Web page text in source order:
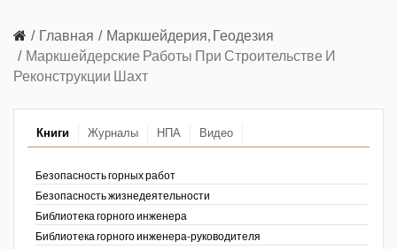
Главная
Маркшейдерия, Геодезия
Маркшейдерские Работы При Строительстве И
Реконструкции Шахт
Книги Журналы НПА Видео
Безопасность горных работ
Безопасность жизнедеятельности
Библиотека горного инженера
Библиотека горного инженера-руководителя
атомному надзору
Информация и космос
Маркшейдерский вестник
Минеральные ресурсы России
Недропользование XXI век